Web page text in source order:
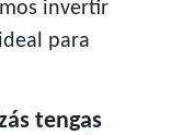
invertir
para
tengas